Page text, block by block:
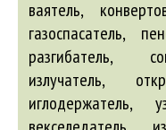
ваятель,
газоспасатель,
разгибатель,
излучатель,
иглодержатель,